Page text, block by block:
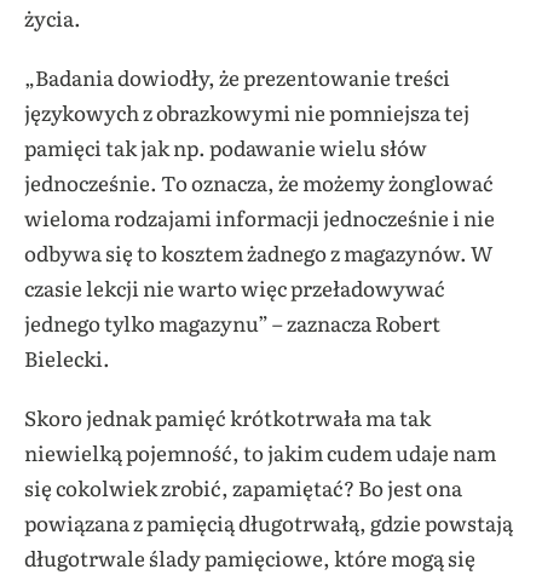
życia.
„Badania dowiodły, że prezentowanie treści
językowych z obrazkowymi nie pomniejsza tej
pamięci tak jak np. podawanie wielu słów
jednocześnie. To oznacza, że możemy żonglować
wieloma rodzajami informacji jednocześnie i nie
odbywa się to kosztem żadnego z magazynów. W
czasie lekcji nie warto więc przeładowywać
jednego tylko magazynu” – zaznacza Robert
Bielecki.
Skoro jednak pamięć krótkotrwała ma tak
niewielką pojemność, to jakim cudem udaje nam
się cokolwiek zrobić, zapamiętać? Bo jest ona
powiązana z pamięcią długotrwałą, gdzie powstają
długotrwale ślady pamięciowe, które mogą się